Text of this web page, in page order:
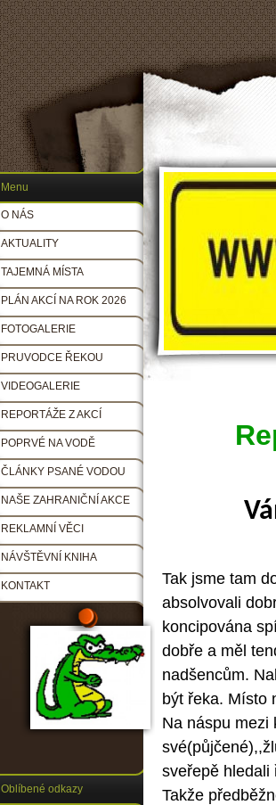
Tak jsme tam
absolvovali
koncipována
dobře a měl
nadšencům.
být řeka. Místo
Na náspu mezi
sveřepě hledali
Takže
Menu
O NÁS
AKTUALITY
TAJEMNÁ MÍSTA
PLÁN AKCÍ NA ROK 2026
FOTOGALERIE
PRUVODCE ŘEKOU
VIDEOGALERIE
REPORTÁŽE Z AKCÍ
POPRVÉ NA VODĚ
ČLÁNKY PSANÉ VODOU
NAŠE ZAHRANIČNÍ AKCE
REKLAMNÍ VĚCI
NÁVŠTĚVNÍ KNIHA
KONTAKT
Oblíbené odkazy